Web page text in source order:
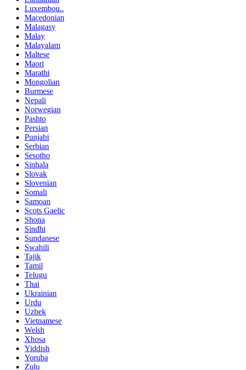
Luxembou..
Macedonian
Malagasy
Malay
Malayalam
Maltese
Maori
Marathi
Mongolian
Burmese
Nepali
Norwegian
Pashto
Persian
Punjabi
Serbian
Sesotho
Sinhala
Slovak
Slovenian
Somali
Samoan
Scots Gaelic
Shona
Sindhi
Sundanese
Swahili
Tajik
Tamil
Telugu
Thai
Ukrainian
Urdu
Uzbek
Vietnamese
Welsh
Xhosa
Yiddish
Yoruba
Zulu